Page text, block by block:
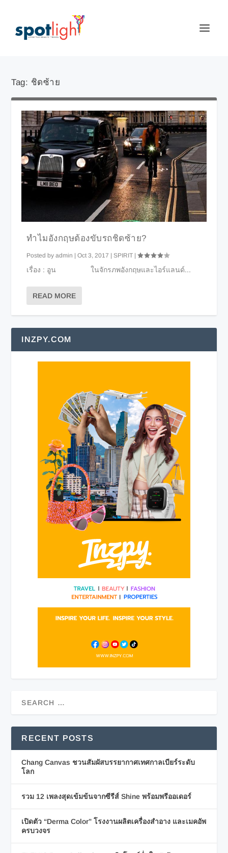
Tag: ชิดซ้าย
ทำไมอังกฤษต้องขับรถชิดซ้าย?
Posted byadmin |Oct 3, 2017 |SPIRIT |
เรื่อง : อูน ในจักรภพอังกฤษและไอร์แลนด์...
READ MORE
INZPY.COM
RECENT POSTS
Chang Canvas ชวนสัมผัสบรรยากาศเทศกาลเบียร์ระดับ
โลก
รวม 12 เพลงสุดเข้มข้นจากซีรีส์ Shine พร้อมพรีออเดอร์
เปิดตัว “Derma Color” โรงงานผลิตเครื่องสำอาง และเมคอัพ
ครบวงจร